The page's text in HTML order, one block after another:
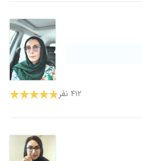
۴۱۲ نفر